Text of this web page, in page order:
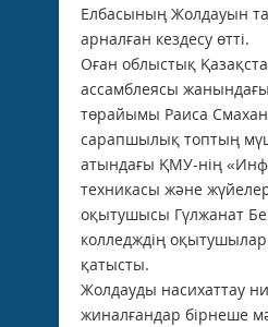
Елбасының Жолдауын
арналған кездесу өтті.
Оған облыстық
ассамблеясы
төрайымы Раиса
сарапшылық топтың
атындағы ҚМУ-нің
техникасы және
оқытушысы Гүлжанат
колледждің оқытушылар
қатысты.
Жолдауды насихаттау
жиналғандар бірнеше